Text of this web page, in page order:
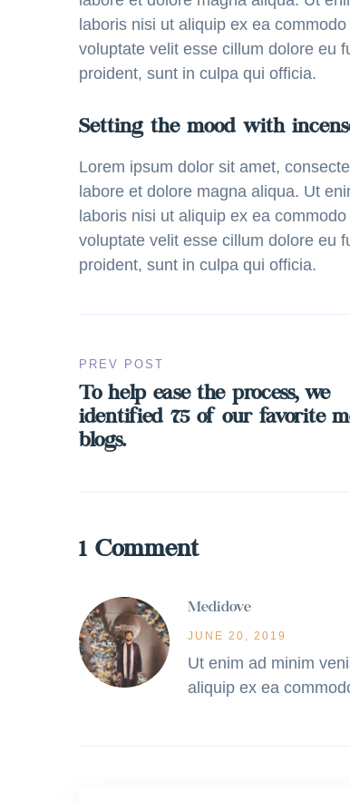
laboris nisi ut aliquip ex ea
voluptate velit esse cillum dolore eu
proident, sunt in culpa qui officia.
Setting the mood with
Lorem ipsum dolor sit amet,
labore et dolore magna aliqua. Ut
laboris nisi ut aliquip ex ea
voluptate velit esse cillum dolore eu
proident, sunt in culpa qui officia.
PREV POST
To help ease the process, we
identified 75 of our favorite
blogs.
1 Comment
Medidove
JUNE 20, 2019
Ut enim ad minim
aliquip ex ea